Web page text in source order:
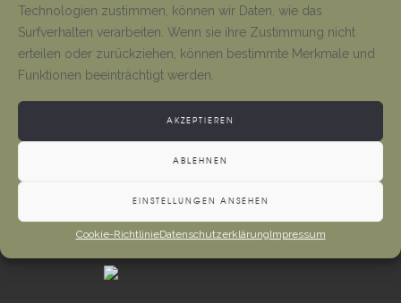
Technologien zustimmen, können wir Daten, wie das
Surfverhalten verarbeiten. Wenn sie ihre Zustimmung nicht
erteilen oder zurückziehen, können bestimmte Merkmale und
Funktionen beeinträchtigt werden.
AKZEPTIEREN
ABLEHNEN
EINSTELLUNGEN ANSEHEN
Cookie-RichtlinieDatenschutzerklärungImpressum
Neueröffnung Gaststätte
Tino Jäger 1. August 2026